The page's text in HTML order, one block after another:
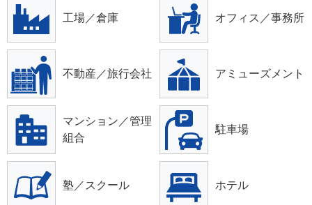
工場／倉庫 オフィス／事務所
不動産／旅行会社 アミューズメント
マンション／管理
組合
駐車場
塾／スクール ホテル